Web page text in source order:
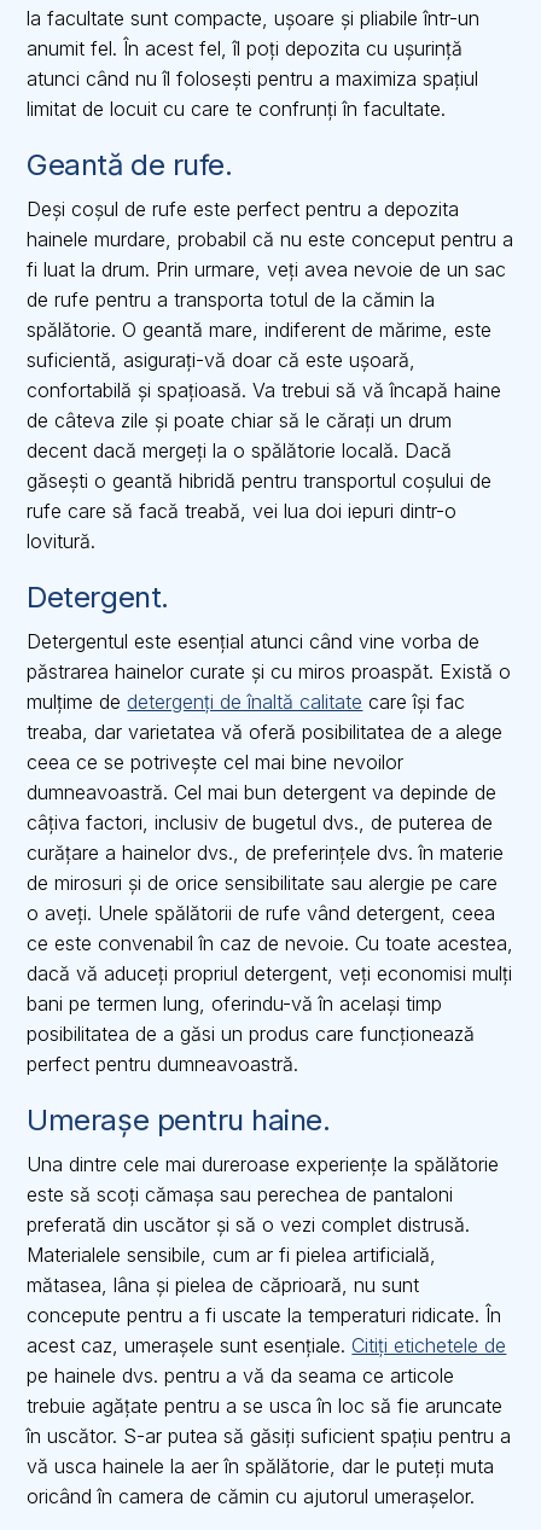
la facultate sunt compacte, ușoare și pliabile într-un
anumit fel. În acest fel, îl poți depozita cu ușurință
atunci când nu îl folosești pentru a maximiza spațiul
limitat de locuit cu care te confrunți în facultate.
Geantă de rufe.
Deși coșul de rufe este perfect pentru a depozita
hainele murdare, probabil că nu este conceput pentru a
fi luat la drum. Prin urmare, veți avea nevoie de un sac
de rufe pentru a transporta totul de la cămin la
spălătorie. O geantă mare, indiferent de mărime, este
suficientă, asigurați-vă doar că este ușoară,
confortabilă și spațioasă. Va trebui să vă încapă haine
de câteva zile și poate chiar să le cărați un drum
decent dacă mergeți la o spălătorie locală. Dacă
găsești o geantă hibridă pentru transportul coșului de
rufe care să facă treabă, vei lua doi iepuri dintr-o
lovitură.
Detergent.
Detergentul este esențial atunci când vine vorba de
păstrarea hainelor curate și cu miros proaspăt. Există o
mulțime de detergenți de înaltă calitate care își fac
treaba, dar varietatea vă oferă posibilitatea de a alege
ceea ce se potrivește cel mai bine nevoilor
dumneavoastră. Cel mai bun detergent va depinde de
câțiva factori, inclusiv de bugetul dvs., de puterea de
curățare a hainelor dvs., de preferințele dvs. în materie
de mirosuri și de orice sensibilitate sau alergie pe care
o aveți. Unele spălătorii de rufe vând detergent, ceea
ce este convenabil în caz de nevoie. Cu toate acestea,
dacă vă aduceți propriul detergent, veți economisi mulți
bani pe termen lung, oferindu-vă în același timp
posibilitatea de a găsi un produs care funcționează
perfect pentru dumneavoastră.
Umerașe pentru haine.
Una dintre cele mai dureroase experiențe la spălătorie
este să scoți cămașa sau perechea de pantaloni
preferată din uscător și să o vezi complet distrusă.
Materialele sensibile, cum ar fi pielea artificială,
mătasea, lâna și pielea de căprioară, nu sunt
concepute pentru a fi uscate la temperaturi ridicate. În
acest caz, umerașele sunt esențiale. Citiți etichetele de
pe hainele dvs. pentru a vă da seama ce articole
trebuie agățate pentru a se usca în loc să fie aruncate
în uscător. S-ar putea să găsiți suficient spațiu pentru a
vă usca hainele la aer în spălătorie, dar le puteți muta
oricând în camera de cămin cu ajutorul umerașelor.